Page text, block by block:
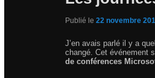
Publié le 22 novembre
J’en avais parlé il y a
changé. Cet événement
de conférences